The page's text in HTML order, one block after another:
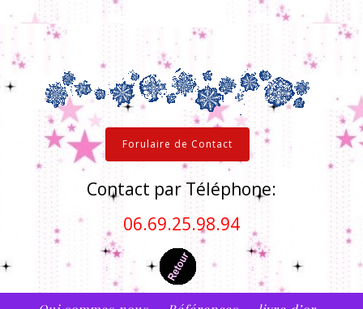
Forulaire de Contact
Contact par Téléphone:
06.69.25.98.94